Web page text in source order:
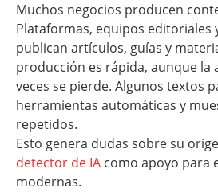
Muchos negocios producen
Plataformas, equipos editoriales
publican artículos, guías y
producción es rápida, aunque la
veces se pierde. Algunos textos
herramientas automáticas y
repetidos.
Esto genera dudas sobre su
detector de IA como apoyo para
modernas.